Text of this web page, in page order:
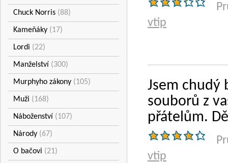
Chuck Norris (88)
Kameňáky (17)
Lordi (22)
Manželství (300)
Murphyho zákony (105)
Muži (168)
Náboženství (107)
Národy (67)
O bačovi (21)
vtip
Jsem chudý
souborů z
přátelům.
vtip